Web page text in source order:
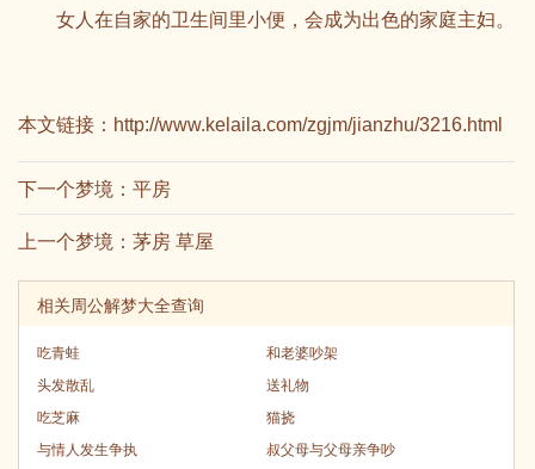
女人在自家的卫生间里小便，会成为出色的家庭主妇。
本文链接： http://www.kelaila.com/zgjm/jianzhu/3216.html
下一个梦境： 平房
上一个梦境： 茅房 草屋
相关周公解梦大全查询
吃青蛙
和老婆吵架
头发散乱
送礼物
吃芝麻
猫挠
与情人发生争执
叔父母与父母亲争吵